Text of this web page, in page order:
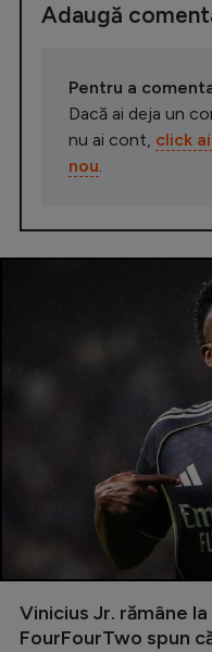
Adaugă
Pentru a
Dacă ai deja un
nu ai cont, click
nou
Vinicius Jr. rămâne
FourFourTwo spun